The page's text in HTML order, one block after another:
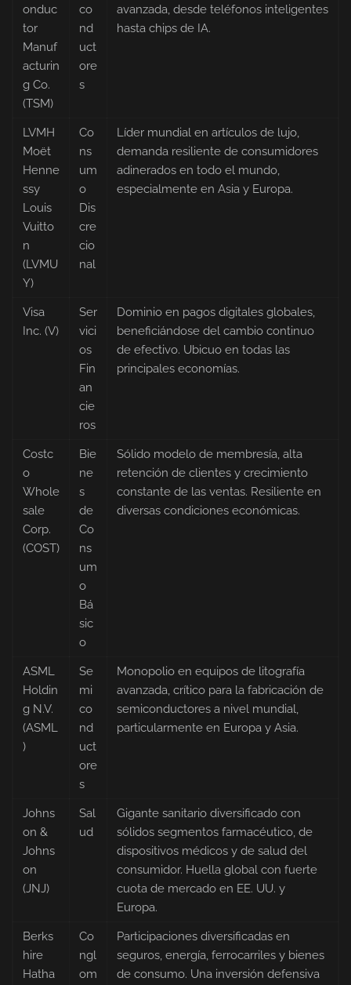
onduc
tor
Manuf
acturin
g Co.
(TSM)
co
nd
uct
ore
s
avanzada, desde teléfonos inteligentes
hasta chips de IA.
LVMH
Moët
Henne
ssy
Louis
Vuitto
n
(LVMU
Y)
Co
ns
um
o
Dis
cre
cio
nal
Líder mundial en artículos de lujo,
demanda resiliente de consumidores
adinerados en todo el mundo,
especialmente en Asia y Europa.
Visa
Inc. (V)
Ser
vici
os
Fin
an
cie
ros
Dominio en pagos digitales globales,
beneficiándose del cambio continuo
de efectivo. Ubicuo en todas las
principales economías.
Costc
o
Whole
sale
Corp.
(COST)
Bie
ne
s
de
Co
ns
um
o
Bá
sic
o
Sólido modelo de membresía, alta
retención de clientes y crecimiento
constante de las ventas. Resiliente en
diversas condiciones económicas.
ASML
Holdin
g N.V.
(ASML
)
Se
mi
co
nd
uct
ore
s
Monopolio en equipos de litografía
avanzada, crítico para la fabricación de
semiconductores a nivel mundial,
particularmente en Europa y Asia.
Johns
on &
Johns
on
(JNJ)
Sal
ud
Gigante sanitario diversificado con
sólidos segmentos farmacéutico, de
dispositivos médicos y de salud del
consumidor. Huella global con fuerte
cuota de mercado en EE. UU. y
Europa.
Berks
hire
Hatha
Co
ngl
om
Participaciones diversificadas en
seguros, energía, ferrocarriles y bienes
de consumo. Una inversión defensiva